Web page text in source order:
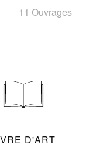
11 Ouvrages
D'ART